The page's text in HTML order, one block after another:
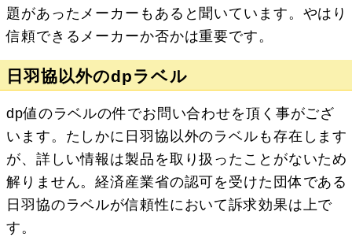
題があったメーカーもあると聞いています。やはり
信頼できるメーカーか否かは重要です。
日羽協以外のdpラベル
dp値のラベルの件でお問い合わせを頂く事がござ
います。たしかに日羽協以外のラベルも存在します
が、詳しい情報は製品を取り扱ったことがないため
解りません。経済産業省の認可を受けた団体である
日羽協のラベルが信頼性において訴求効果は上で
す。